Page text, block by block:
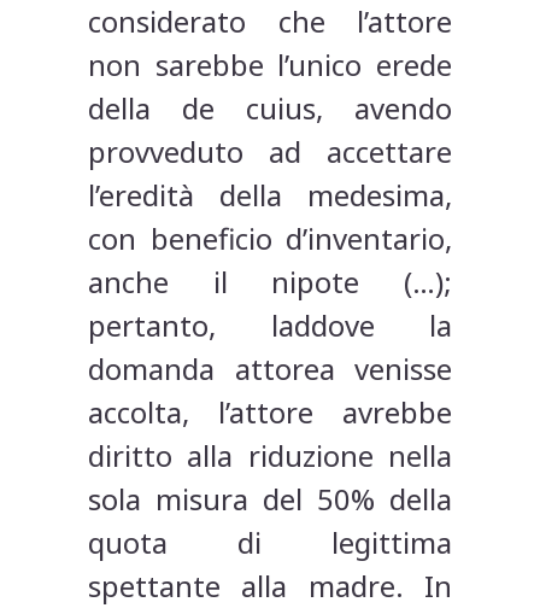
considerato che l’attore
non sarebbe l’unico erede
della de cuius, avendo
provveduto ad accettare
l’eredità della medesima,
con beneficio d’inventario,
anche il nipote (…);
pertanto, laddove la
domanda attorea venisse
accolta, l’attore avrebbe
diritto alla riduzione nella
sola misura del 50% della
quota di legittima
spettante alla madre. In